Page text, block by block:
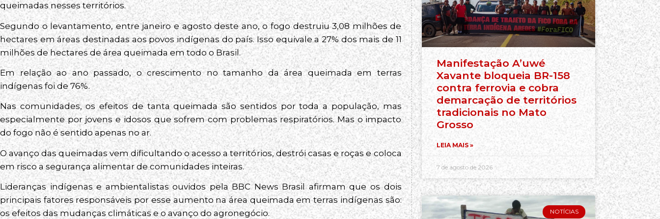
queimadas nesses territórios.
Segundo o levantamento, entre janeiro e agosto deste ano, o fogo destruiu 3,08 milhões de
hectares em áreas destinadas aos povos indígenas do país. Isso equivale a 27% dos mais de 11
milhões de hectares de área queimada em todo o Brasil.
Em relação ao ano passado, o crescimento no tamanho da área queimada em terras
indígenas foi de 76%.
Nas comunidades, os efeitos de tanta queimada são sentidos por toda a população, mas
especialmente por jovens e idosos que sofrem com problemas respiratórios. Mas o impacto
do fogo não é sentido apenas no ar.
O avanço das queimadas vem dificultando o acesso a territórios, destrói casas e roças e coloca
em risco a segurança alimentar de comunidades inteiras.
Lideranças indígenas e ambientalistas ouvidos pela BBC News Brasil afirmam que os dois
principais fatores responsáveis por esse aumento na área queimada em terras indígenas são:
os efeitos das mudanças climáticas e o avanço do agronegócio.
Manifestação A’uwé
Xavante bloqueia BR-158
contra ferrovia e cobra
demarcação de territórios
tradicionais no Mato
Grosso
LEIA MAIS »
7 de agosto de 2026
NOTÍCIAS